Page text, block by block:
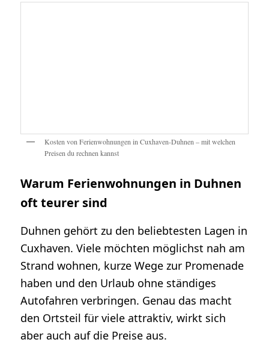
Kosten von Ferienwohnungen in Cuxhaven-Duhnen – mit welchen
Preisen du rechnen kannst
Warum Ferienwohnungen in Duhnen
oft teurer sind
Duhnen gehört zu den beliebtesten Lagen in
Cuxhaven. Viele möchten möglichst nah am
Strand wohnen, kurze Wege zur Promenade
haben und den Urlaub ohne ständiges
Autofahren verbringen. Genau das macht
den Ortsteil für viele attraktiv, wirkt sich
aber auch auf die Preise aus.